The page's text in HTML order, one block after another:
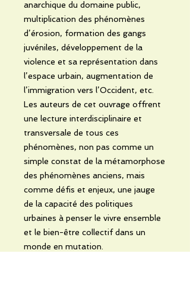
anarchique du domaine public,
multiplication des phénomènes
d’érosion, formation des gangs
juvéniles, développement de la
violence et sa représentation dans
l’espace urbain, augmentation de
l’immigration vers l’Occident, etc.
Les auteurs de cet ouvrage offrent
une lecture interdisciplinaire et
transversale de tous ces
phénomènes, non pas comme un
simple constat de la métamorphose
des phénomènes anciens, mais
comme défis et enjeux, une jauge
de la capacité des politiques
urbaines à penser le vivre ensemble
et le bien-être collectif dans un
monde en mutation.